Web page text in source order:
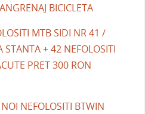
BICICLETA
MTB SIDI NR 41 /
+ 42 NEFOLOSITI
PRET 300 RON
NEFOLOSITI BTWIN